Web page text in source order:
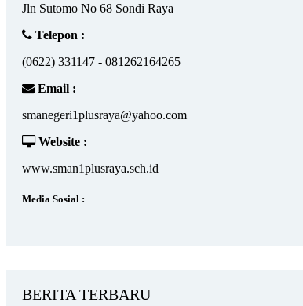
Jln Sutomo No 68 Sondi Raya
Telepon :
(0622) 331147 - 081262164265
Email :
smanegeri1plusraya@yahoo.com
Website :
www.sman1plusraya.sch.id
Media Sosial :
BERITA TERBARU